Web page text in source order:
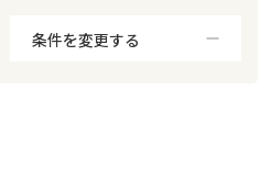
条件を変更する